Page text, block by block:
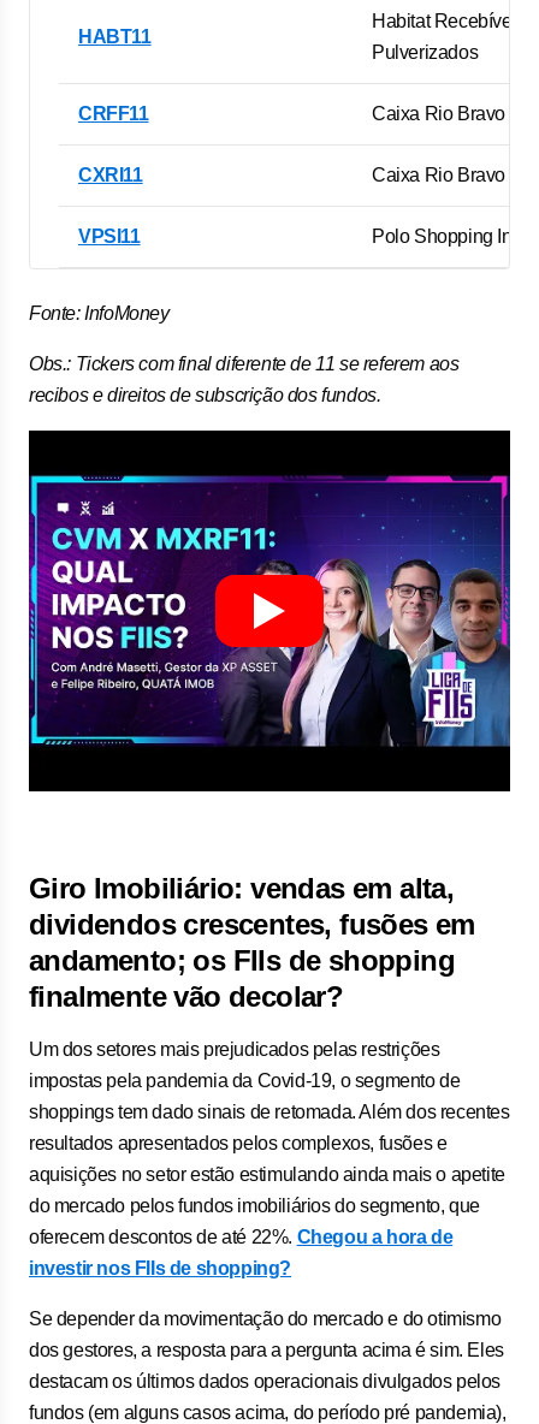
HABT11
Habitat Recebíveis
Pulverizados
CRFF11 Caixa Rio Bravo
CXRI11 Caixa Rio Bravo
VPSI11 Polo Shopping
Fonte: InfoMoney
Obs.: Tickers com final diferente de 11 se referem aos
recibos e direitos de subscrição dos fundos.
Giro Imobiliário: vendas em alta,
dividendos crescentes, fusões em
andamento; os FIIs de shopping
finalmente vão decolar?
Um dos setores mais prejudicados pelas restrições
impostas pela pandemia da Covid-19, o segmento de
shoppings tem dado sinais de retomada. Além dos recentes
resultados apresentados pelos complexos, fusões e
aquisições no setor estão estimulando ainda mais o apetite
do mercado pelos fundos imobiliários do segmento, que
oferecem descontos de até 22%. Chegou a hora de
investir nos FIIs de shopping?
Se depender da movimentação do mercado e do otimismo
dos gestores, a resposta para a pergunta acima é sim. Eles
destacam os últimos dados operacionais divulgados pelos
fundos (em alguns casos acima, do período pré pandemia),